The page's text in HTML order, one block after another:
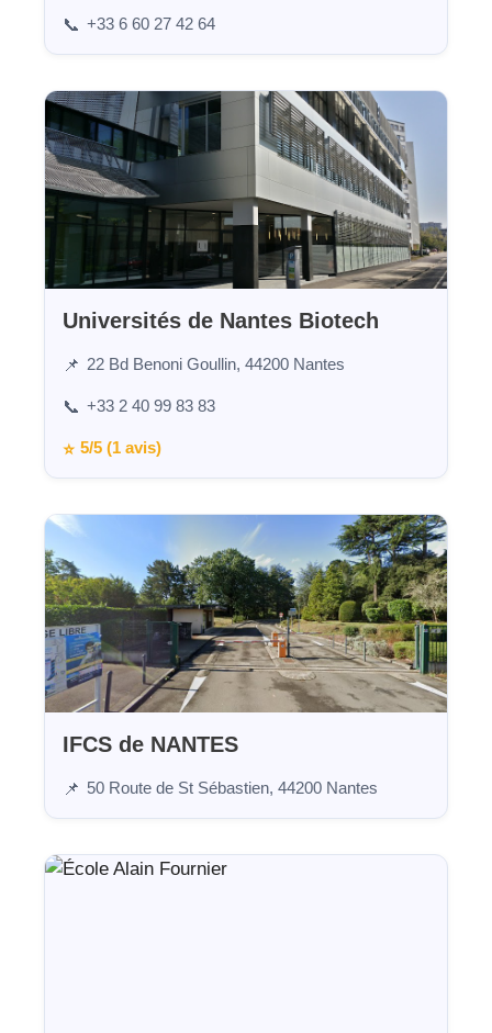
📞 +33 6 60 27 42 64
Universités de Nantes Biotech
📌 22 Bd Benoni Goullin, 44200 Nantes
📞 +33 2 40 99 83 83
⭐ 5/5 (1 avis)
IFCS de NANTES
📌 50 Route de St Sébastien, 44200 Nantes